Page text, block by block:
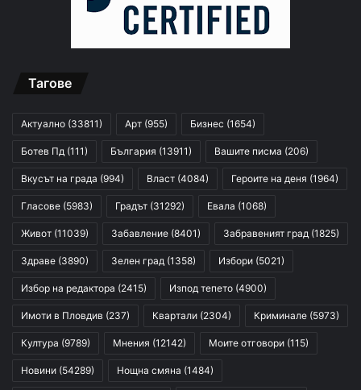
Тагове
Актуално (33811) Арт (955) Бизнес (1654)
Ботев Пд (111) България (13911) Вашите писма (206)
Вкусът на града (994) Власт (4084) Героите на деня (1964)
Гласове (5983) Градът (31292) Евала (1068)
Живот (11039) Забавление (8401) Забравеният град (1825)
Здраве (3890) Зелен град (1358) Избори (5021)
Избор на редактора (2415) Изпод тепето (4900)
Имоти в Пловдив (237) Квартали (2304) Криминале (5973)
Култура (9789) Мнения (12142) Моите отговори (115)
Новини (54289) Нощна смяна (1484)